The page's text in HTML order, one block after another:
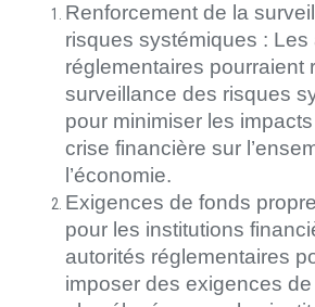
Renforcement de la
risques systémiques : Les
réglementaires pourraient
surveillance des risques
pour minimiser les
crise financière sur
l’économie.
Exigences de fonds
pour les institutions
autorités réglementaires
imposer des exigences